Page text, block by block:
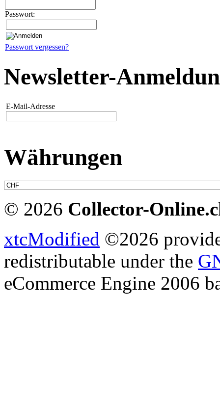
Passwort:
Passwort vergessen?
Newsletter-
E-Mail-Adresse
Währungen
© 2026 Collector-
xtcModified ©2026
redistributable under the
eCommerce Engine 2006